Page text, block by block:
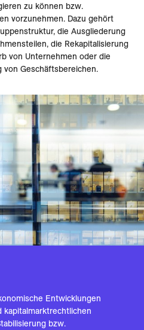
zu können bzw.
vorzunehmen. Dazu gehört
die Ausgliederung
die Rekapitalisierung
von Unternehmen oder die
Geschäftsbereichen.
Entwicklungen
kapitalmarktrechtlichen
bzw.